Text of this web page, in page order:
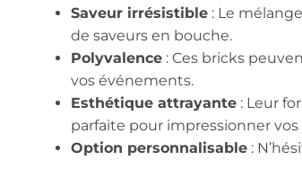
Saveur irrésistible : Le
de saveurs en bouche.
Polyvalence : Ces bricks
vos événements.
Esthétique attrayante : Leur
parfaite pour impressionner vos
Option personnalisable :